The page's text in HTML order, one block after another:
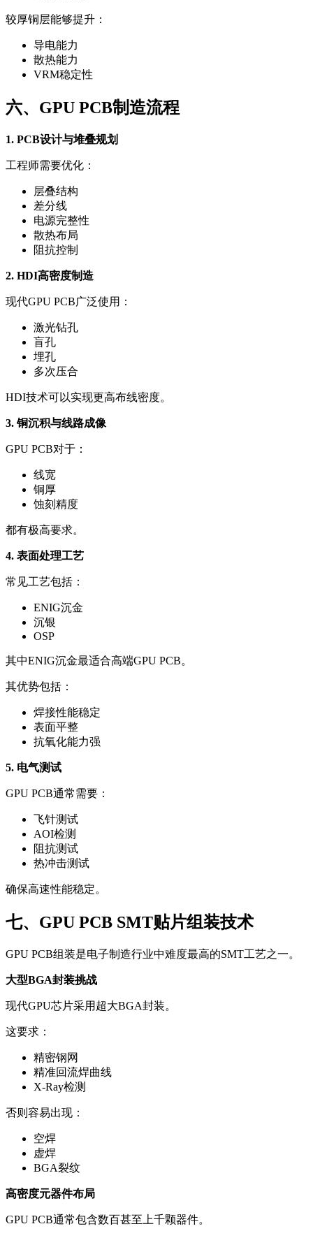
较厚铜层能够提升：
导电能力
散热能力
VRM稳定性
六、GPU PCB制造流程
1. PCB设计与堆叠规划
工程师需要优化：
层叠结构
差分线
电源完整性
散热布局
阻抗控制
2. HDI高密度制造
现代GPU PCB广泛使用：
激光钻孔
盲孔
埋孔
多次压合
HDI技术可以实现更高布线密度。
3. 铜沉积与线路成像
GPU PCB对于：
线宽
铜厚
蚀刻精度
都有极高要求。
4. 表面处理工艺
常见工艺包括：
ENIG沉金
沉银
OSP
其中ENIG沉金最适合高端GPU PCB。
其优势包括：
焊接性能稳定
表面平整
抗氧化能力强
5. 电气测试
GPU PCB通常需要：
飞针测试
AOI检测
阻抗测试
热冲击测试
确保高速性能稳定。
七、GPU PCB SMT贴片组装技术
GPU PCB组装是电子制造行业中难度最高的SMT工艺之一。
大型BGA封装挑战
现代GPU芯片采用超大BGA封装。
这要求：
精密钢网
精准回流焊曲线
X-Ray检测
否则容易出现：
空焊
虚焊
BGA裂纹
高密度元器件布局
GPU PCB通常包含数百甚至上千颗器件。